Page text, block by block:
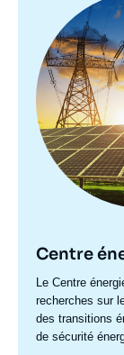
principale
Centre
Accroche
centre
Le Centre
recherches sur
des transitions
de sécurité